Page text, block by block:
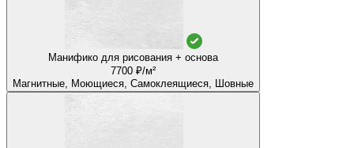
Манифико для рисования + основа
7700 ₽/м²
Магнитные, Моющиеся, Самоклеящиеся, Шовные